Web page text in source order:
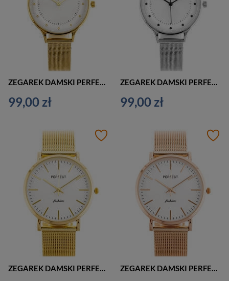
ZEGAREK DAMSKI PERFECT F345 ZŁOTY (zp985b)
99,00 zł
ZEGAREK DAMSKI PERFECT F345 SREBRNY (zp985a)
99,00 zł